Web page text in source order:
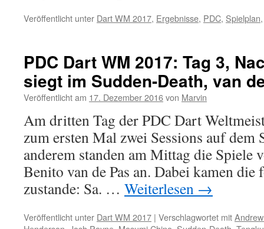
Veröffentlicht unter Dart WM 2017, Ergebnisse, PDC, Spielplan
PDC Dart WM 2017: Tag 3,
siegt im Sudden-Death, van
Veröffentlicht am 17. Dezember 2016von Marvin
Am dritten Tag der PDC Dart
zum ersten Mal zwei Sessions auf dem
anderem standen am Mittag die Spiele
Benito van de Pas an. Dabei kamen die
zustande: Sa. … Weiterlesen →
Veröffentlicht unter Dart WM 2017 | Verschlagwortet mit